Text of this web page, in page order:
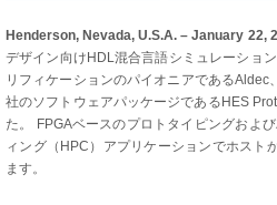
Henderson, Nevada, U.S.A. – January 22,
デザイン向けHDL混合言語シミュレーショ
リフィケーションのパイオニアであるAldec
社のソフトウェアパッケージであるHES
た。 FPGAベースのプロトタイピングおよ
ィング（HPC）アプリケーションでホスト
ます。